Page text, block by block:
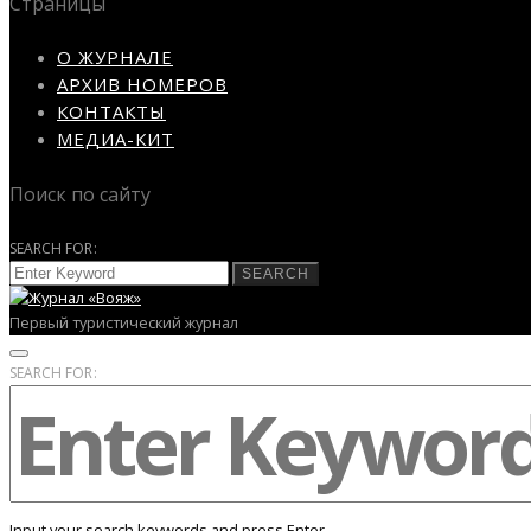
О ЖУРНАЛЕ
АРХИВ НОМЕРОВ
КОНТАКТЫ
МЕДИА-КИТ
Поиск по сайту
SEARCH FOR:
SEARCH
Первый туристический журнал
SEARCH FOR: